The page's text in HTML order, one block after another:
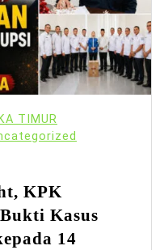
TIMUR
KPK
Kasus
14